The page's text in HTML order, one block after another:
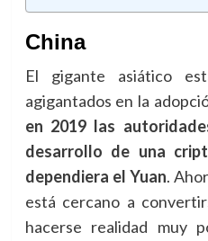
China
El gigante asiático
agigantados en la
en 2019 las
desarrollo de una
dependiera el Yuan.
está cercano a
hacerse realidad muy